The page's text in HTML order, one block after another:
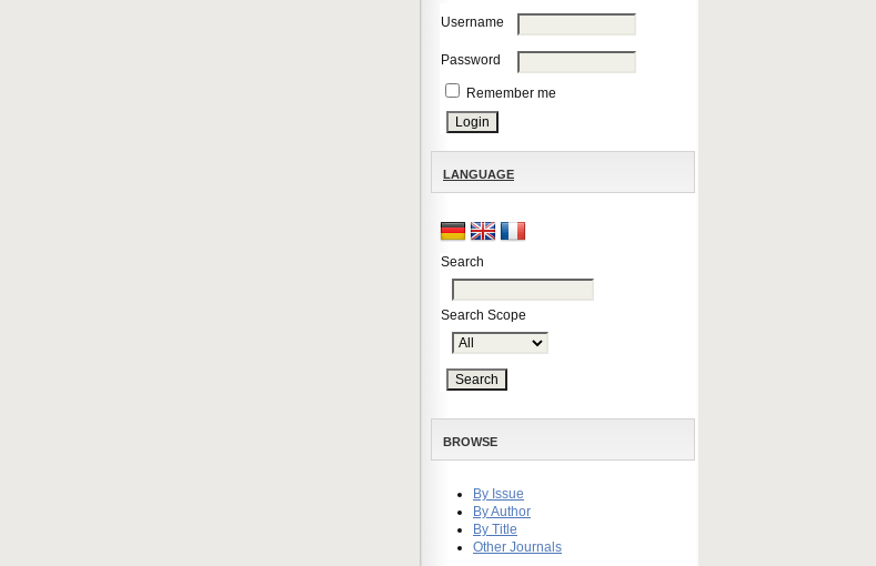
Username
Password
Remember me
LANGUAGE
Search
Search Scope
BROWSE
By Issue
By Author
By Title
Other Journals